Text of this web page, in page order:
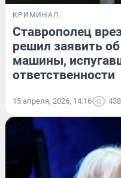
КРИМИНАЛ
Ставрополец
решил заявить
машины,
ответственности
15 апреля, 2026, 14:16 438